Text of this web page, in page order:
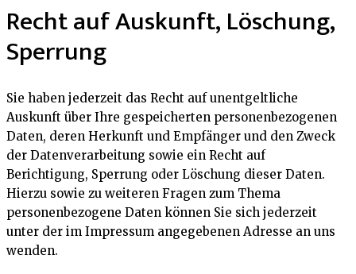
Recht auf Auskunft, Löschung,
Sperrung
Sie haben jederzeit das Recht auf unentgeltliche
Auskunft über Ihre gespeicherten personenbezogenen
Daten, deren Herkunft und Empfänger und den Zweck
der Datenverarbeitung sowie ein Recht auf
Berichtigung, Sperrung oder Löschung dieser Daten.
Hierzu sowie zu weiteren Fragen zum Thema
personenbezogene Daten können Sie sich jederzeit
unter der im Impressum angegebenen Adresse an uns
wenden.